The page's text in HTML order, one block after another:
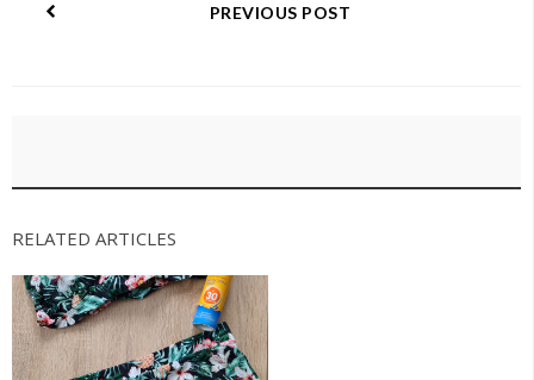
PREVIOUS POST
RELATED ARTICLES